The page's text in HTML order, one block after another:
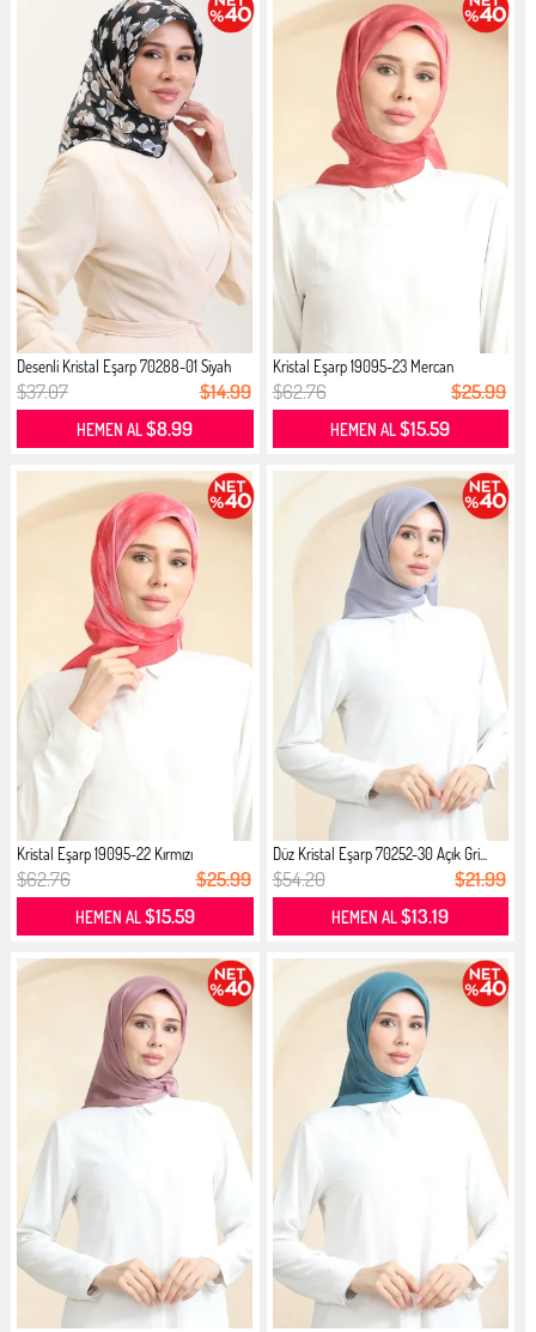
Desenli Kristal Eşarp 70288-01 Siyah
$37.07 $14.99
HEMEN AL$8.99
Kristal Eşarp 19095-23 Mercan
$62.76 $25.99
HEMEN AL$15.59
Kristal Eşarp 19095-22 Kırmızı
$62.76 $25.99
HEMEN AL$15.59
Düz Kristal Eşarp 70252-30 Açık Gri...
$54.20 $21.99
HEMEN AL$13.19